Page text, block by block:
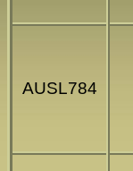
AUSL784